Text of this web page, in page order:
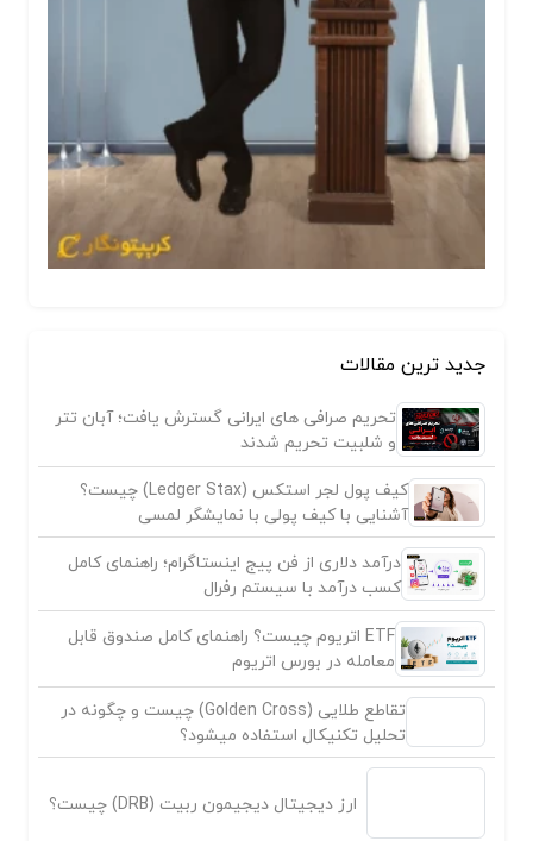
جدید ترین مقالات
تحریم صرافی های ایرانی گسترش یافت؛ آبان تتر
و شلبیت تحریم شدند
کیف پول لجر استکس (Ledger Stax) چیست؟
آشنایی با کیف پولی با نمایشگر لمسی
درآمد دلاری از فن پیج اینستاگرام؛ راهنمای کامل
کسب درآمد با سیستم رفرال
ETF اتریوم چیست؟ راهنمای کامل صندوق قابل
معامله در بورس اتریوم
تقاطع طلایی (Golden Cross) چیست و چگونه در
تحلیل تکنیکال استفاده میشود؟
ارز دیجیتال دیجیمون ربیت (DRB) چیست؟